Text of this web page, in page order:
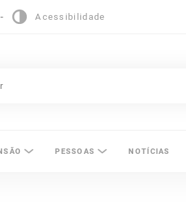
Acessibilidade
PESSOAS NOTÍCIAS